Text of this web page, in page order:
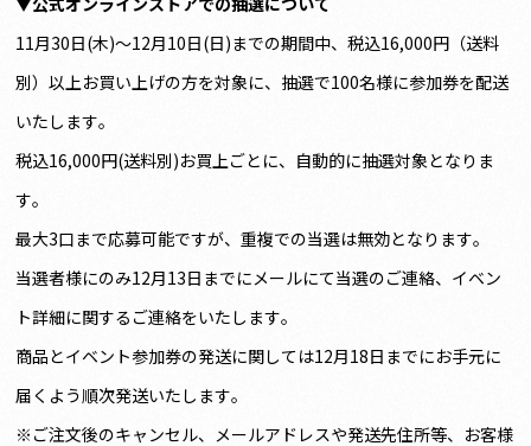
11月30日(木)～12月10日(日)までの期間中、税込16,000円（送料
別）以上お買い上げの方を対象に、抽選で100名様に参加券を配送
いたします。
税込16,000円(送料別)お買上ごとに、自動的に抽選対象となりま
す。
最大3口まで応募可能ですが、重複での当選は無効となります。
当選者様にのみ12月13日までにメールにて当選のご連絡、イベン
ト詳細に関するご連絡をいたします。
商品とイベント参加券の発送に関しては12月18日までにお手元に
届くよう順次発送いたします。
※ご注文後のキャンセル、メールアドレスや発送先住所等、お客様